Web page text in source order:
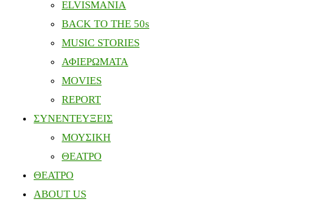
ELVISMANIA
BACK TO THE 50s
MUSIC STORIES
ΑΦΙΕΡΩΜΑΤΑ
MOVIES
REPORT
ΣΥΝΕΝΤΕΥΞΕΙΣ
ΜΟΥΣΙΚΗ
ΘΕΑΤΡΟ
ΘΕΑΤΡΟ
ABOUT US